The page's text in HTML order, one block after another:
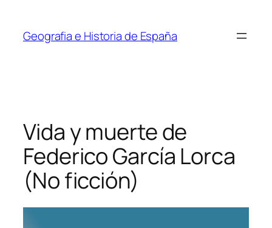
contenido
Geografia e Historia de España
Vida y muerte de
Federico García Lorca
(No ficción)